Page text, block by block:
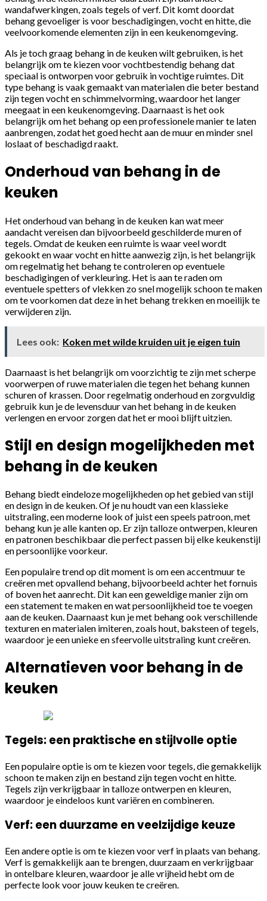
wandafwerkingen, zoals tegels of verf. Dit komt doordat
behang gevoeliger is voor beschadigingen, vocht en hitte, die
veelvoorkomende elementen zijn in een keukenomgeving.
Als je toch graag behang in de keuken wilt gebruiken, is het
belangrijk om te kiezen voor vochtbestendig behang dat
speciaal is ontworpen voor gebruik in vochtige ruimtes. Dit
type behang is vaak gemaakt van materialen die beter bestand
zijn tegen vocht en schimmelvorming, waardoor het langer
meegaat in een keukenomgeving. Daarnaast is het ook
belangrijk om het behang op een professionele manier te laten
aanbrengen, zodat het goed hecht aan de muur en minder snel
loslaat of beschadigd raakt.
Onderhoud van behang in de
keuken
Het onderhoud van behang in de keuken kan wat meer
aandacht vereisen dan bijvoorbeeld geschilderde muren of
tegels. Omdat de keuken een ruimte is waar veel wordt
gekookt en waar vocht en hitte aanwezig zijn, is het belangrijk
om regelmatig het behang te controleren op eventuele
beschadigingen of verkleuring. Het is aan te raden om
eventuele spetters of vlekken zo snel mogelijk schoon te maken
om te voorkomen dat deze in het behang trekken en moeilijk te
verwijderen zijn.
Lees ook: Koken met wilde kruiden uit je eigen tuin
Daarnaast is het belangrijk om voorzichtig te zijn met scherpe
voorwerpen of ruwe materialen die tegen het behang kunnen
schuren of krassen. Door regelmatig onderhoud en zorgvuldig
gebruik kun je de levensduur van het behang in de keuken
verlengen en ervoor zorgen dat het er mooi blijft uitzien.
Stijl en design mogelijkheden met
behang in de keuken
Behang biedt eindeloze mogelijkheden op het gebied van stijl
en design in de keuken. Of je nu houdt van een klassieke
uitstraling, een moderne look of juist een speels patroon, met
behang kun je alle kanten op. Er zijn talloze ontwerpen, kleuren
en patronen beschikbaar die perfect passen bij elke keukenstijl
en persoonlijke voorkeur.
Een populaire trend op dit moment is om een accentmuur te
creëren met opvallend behang, bijvoorbeeld achter het fornuis
of boven het aanrecht. Dit kan een geweldige manier zijn om
een statement te maken en wat persoonlijkheid toe te voegen
aan de keuken. Daarnaast kun je met behang ook verschillende
texturen en materialen imiteren, zoals hout, baksteen of tegels,
waardoor je een unieke en sfeervolle uitstraling kunt creëren.
Alternatieven voor behang in de
keuken
Tegels: een praktische en stijlvolle optie
Een populaire optie is om te kiezen voor tegels, die gemakkelijk
schoon te maken zijn en bestand zijn tegen vocht en hitte.
Tegels zijn verkrijgbaar in talloze ontwerpen en kleuren,
waardoor je eindeloos kunt variëren en combineren.
Verf: een duurzame en veelzijdige keuze
Een andere optie is om te kiezen voor verf in plaats van behang.
Verf is gemakkelijk aan te brengen, duurzaam en verkrijgbaar
in ontelbare kleuren, waardoor je alle vrijheid hebt om de
perfecte look voor jouw keuken te creëren.